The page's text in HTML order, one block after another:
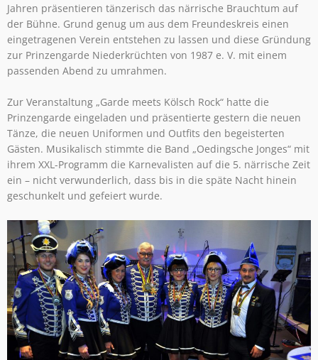
Jahren präsentieren tänzerisch das närrische Brauchtum auf
der Bühne. Grund genug um aus dem Freundeskreis einen
eingetragenen Verein entstehen zu lassen und diese Gründung
zur Prinzengarde Niederkrüchten von 1987 e. V. mit einem
passenden Abend zu umrahmen.
Zur Veranstaltung „Garde meets Kölsch Rock“ hatte die
Prinzengarde eingeladen und präsentierte gestern die neuen
Tänze, die neuen Uniformen und Outfits den begeisterten
Gästen. Musikalisch stimmte die Band „Oedingsche Jonges“ mit
ihrem XXL-Programm die Karnevalisten auf die 5. närrische Zeit
ein – nicht verwunderlich, dass bis in die späte Nacht hinein
geschunkelt und gefeiert wurde.